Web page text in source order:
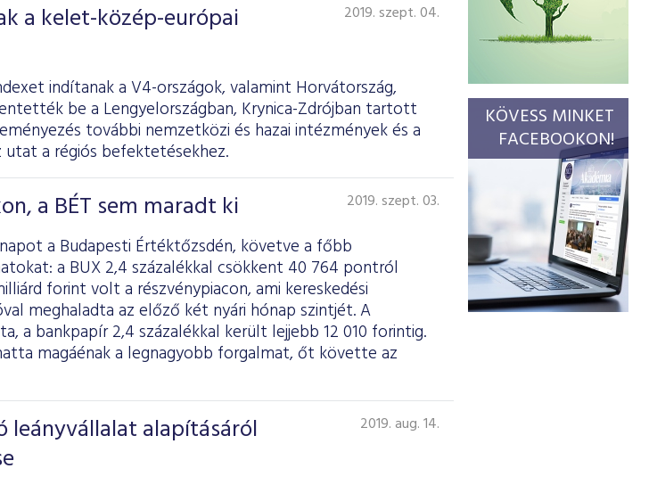
a kelet-közép-európai
2019. szept. 04.
indítanak a V4-országok, valamint Horvátország,
be a Lengyelországban, Krynica-Zdrójban tartott
további nemzetközi és hazai intézmények és a
utat a régiós befektetésekhez.
a BÉT sem maradt ki 2019. szept. 03.
a Budapesti Értéktőzsdén, követve a főbb
a BUX 2,4 százalékkal csökkent 40 764 pontról
forint volt a részvénypiacon, ami kereskedési
meghaladta az előző két nyári hónap szintjét. A
a bankpapír 2,4 százalékkal került lejjebb 12 010 forintig.
magáénak a legnagyobb forgalmat, őt követte az
leányvállalat alapításáról
2019. aug. 14.
KÖVESS MINKET
FACEBOOKON!